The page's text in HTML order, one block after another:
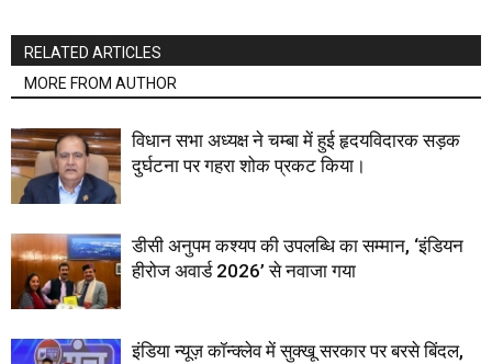
RELATED ARTICLES
MORE FROM AUTHOR
विधान सभा अध्यक्ष ने चम्बा में हुई हृदयविदारक सड़क
दुर्घटना पर गहरा शोक प्रकट किया।
डीसी अनुपम कश्यप की उपलब्धि का सम्मान, ‘इंडियन
हीरोज अवार्ड 2026’ से नवाजा गया
इंडिया न्यूज़ कॉन्क्लेव में सुक्खू सरकार पर बरसे बिंदल,